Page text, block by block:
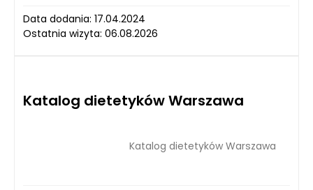
Data dodania: 17.04.2024
Ostatnia wizyta: 06.08.2026
Katalog dietetyków Warszawa
Katalog dietetyków Warszawa